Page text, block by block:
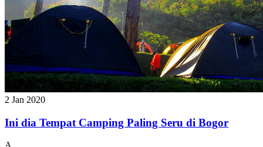
2 Jan 2020
Ini dia Tempat Camping Paling Seru di Bogor